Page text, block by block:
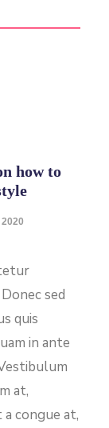
how to
sed
quis
in ante
at,
congue at,